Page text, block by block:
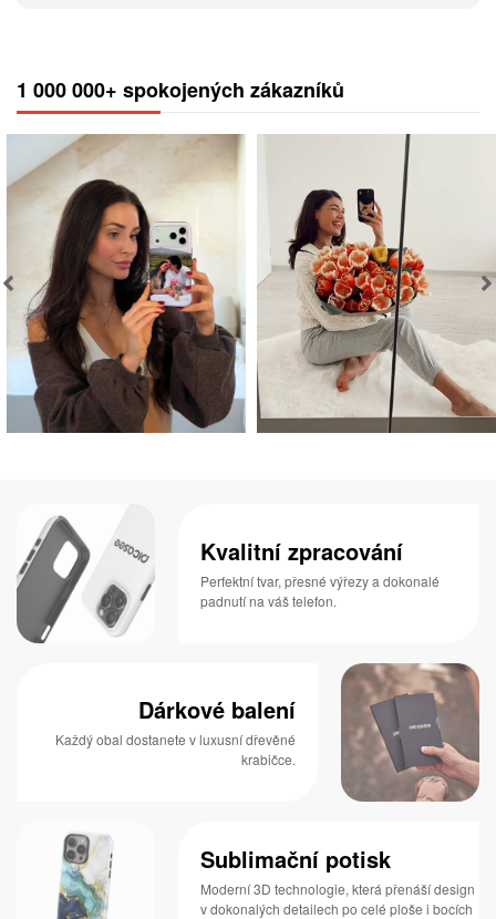
1 000 000+ spokojených zákazníků
Kvalitní zpracování
Perfektní tvar, přesné výřezy a dokonalé
padnutí na váš telefon.
Dárkové balení
Každý obal dostanete v luxusní dřevěné
krabičce.
Sublimační potisk
Moderní 3D technologie, která přenáší design
v dokonalých detailech po celé ploše i bocích